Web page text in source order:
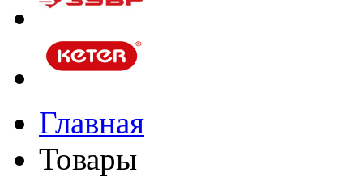
Главная
Товары